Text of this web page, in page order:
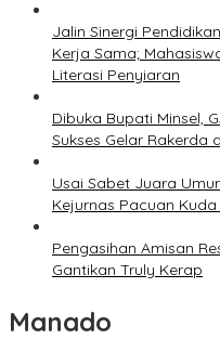
Jalin Sinergi
Kerja Sama;
Literasi Penyiaran
Dibuka Bupati Minsel,
Sukses Gelar Rakerda
Usai Sabet Juara
Kejurnas Pacuan
Pengasihan Amisan
Gantikan Truly Kerap
Manado